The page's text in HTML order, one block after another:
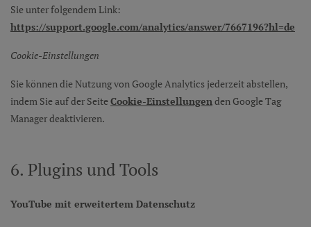
Sie unter folgendem Link:
https://support.google.com/analytics/answer/7667196?hl=de
Cookie-Einstellungen
Sie können die Nutzung von Google Analytics jederzeit abstellen,
indem Sie auf der SeiteCookie-Einstellungenden Google Tag
Manager deaktivieren.
6. Plugins und Tools
YouTube mit erweitertem Datenschutz